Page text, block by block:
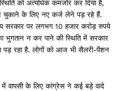
स्थिति को अत्यधिक कमजोर कर दिया है,
चुकाने के लिए नए कर्ज लेने पड़ रहे हैं.
सरकार पर लगभग 10 हजार करोड़ रुपये
भुगतान न कर पाने की स्थिति में सरकार
पड़ रहा है. लोगों को आज भी सैलरी-पेंशन
वापसी के लिए कांग्रेस ने कई बड़े वादे